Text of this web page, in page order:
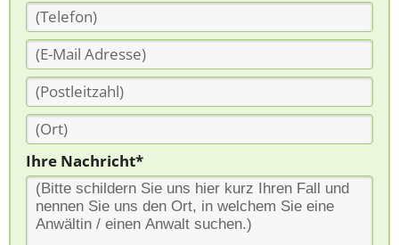
Ihre Nachricht*